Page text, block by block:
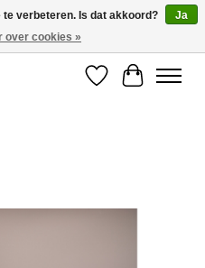
Nijmegen!
Verlanglijst
verbeteren. Is dat akkoord?
Ja
over cookies »